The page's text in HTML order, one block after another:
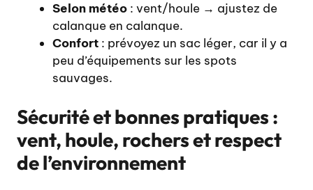
Selon météo : vent/houle → ajustez de
calanque en calanque.
Confort : prévoyez un sac léger, car il y a
peu d’équipements sur les spots
sauvages.
Sécurité et bonnes pratiques :
vent, houle, rochers et respect
de l’environnement